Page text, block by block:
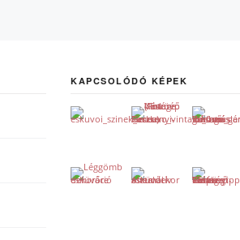
KAPCSOLÓDÓ KÉPEK